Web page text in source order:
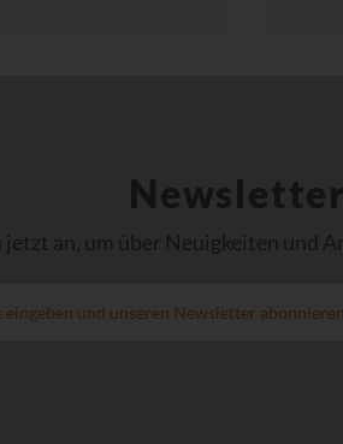
Newsletter
jetzt an, um über Neuigkeiten und